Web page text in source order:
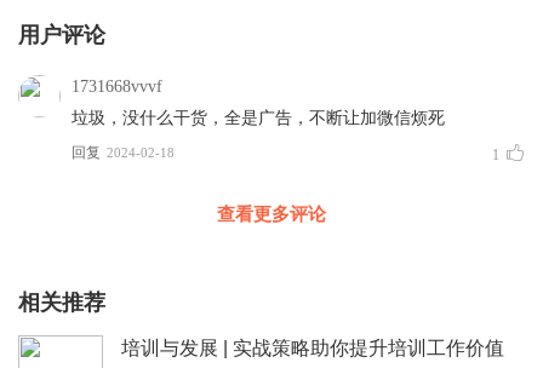
用户评论
1731668vvvf
垃圾，没什么干货，全是广告，不断让加微信烦死
回复 2024-02-18 1
查看更多评论
相关推荐
培训与发展 | 实战策略助你提升培训工作价值